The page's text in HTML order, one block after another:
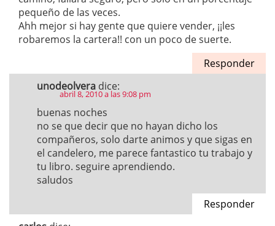
pequeño de las veces.
Ahh mejor si hay gente que quiere vender, ¡¡les
robaremos la cartera!! con un poco de suerte.
Responder
unodeolvera dice:
abril 8, 2010 a las 9:08 pm
buenas noches
no se que decir que no hayan dicho los
compañeros, solo darte animos y que sigas en
el candelero, me parece fantastico tu trabajo y
tu libro. seguire aprendiendo.
saludos
Responder